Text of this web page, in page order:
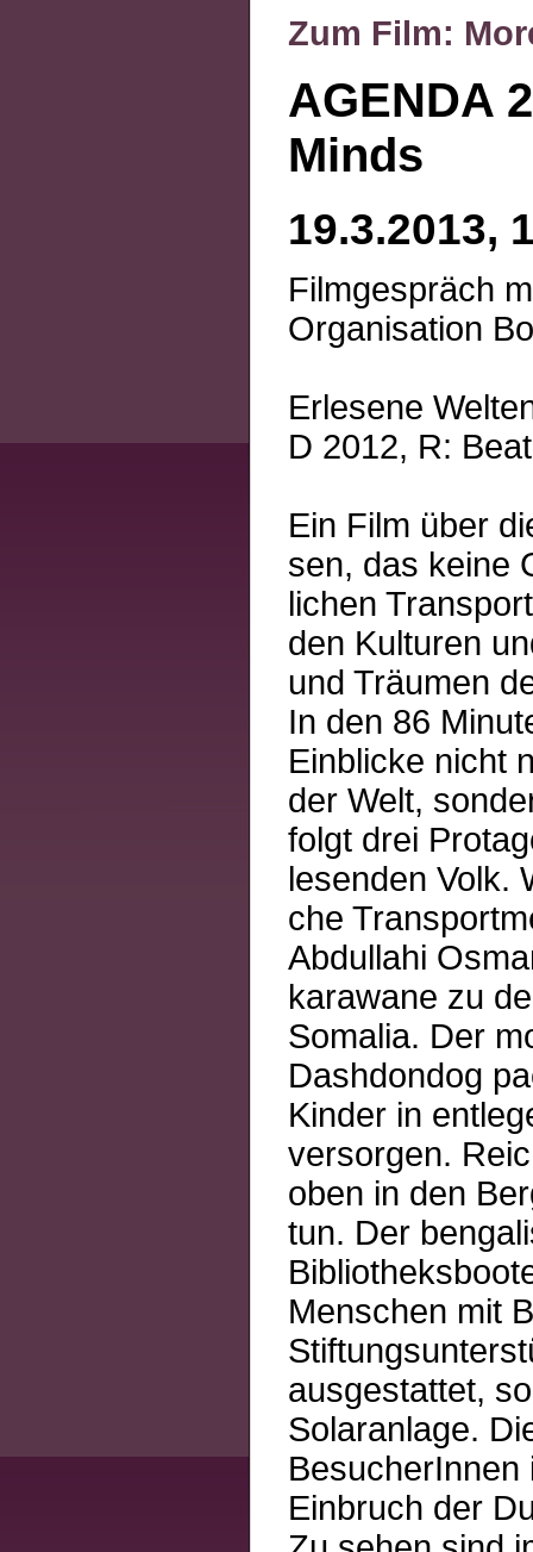
Zum Film:
AGENDA
Minds
19.3.2013,
Filmgespräch
Organisation
Erlesene
D 2012, R:
Ein Film über
sen, das keine
lichen
den Kulturen
und Träumen
In den 86
Einblicke nicht
der Welt,
folgt drei
lesenden Volk.
che
Abdullahi
karawane zu
Somalia. Der
Dashdondog
Kinder in
versorgen.
oben in den
tun. Der
Menschen mit
ausgestattet,
Solaranlage.
Einbruch der